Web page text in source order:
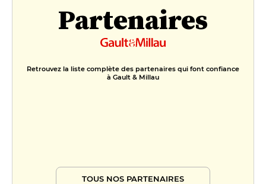
Partenaires
Retrouvez la liste complète des partenaires qui font confiance
à Gault & Millau
TOUS NOS PARTENAIRES